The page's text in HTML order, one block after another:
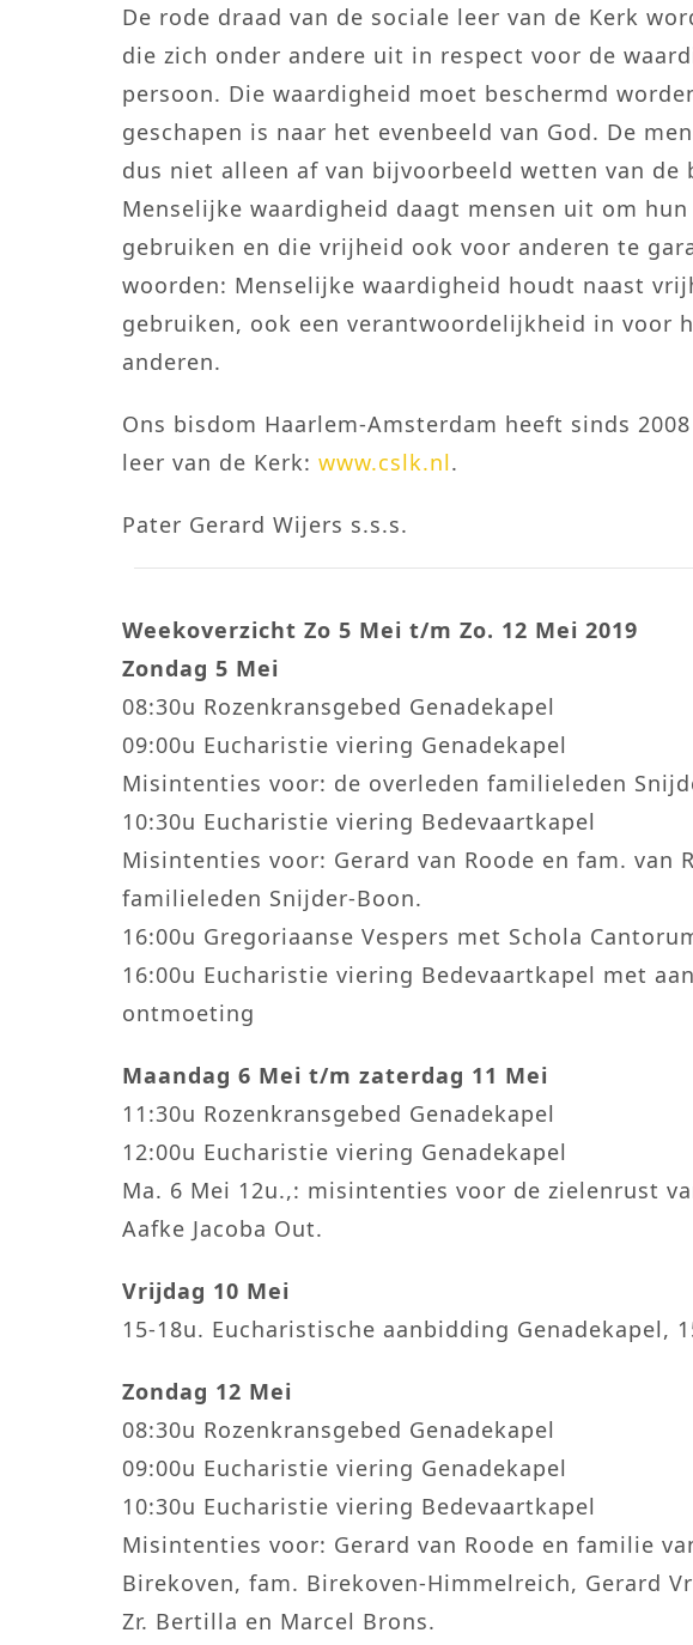
De rode draad van de sociale leer van de Kerk
die zich onder andere uit in respect voor de
persoon. Die waardigheid moet beschermd
geschapen is naar het evenbeeld van God. De
dus niet alleen af van bijvoorbeeld wetten van de
Menselijke waardigheid daagt mensen uit om
gebruiken en die vrijheid ook voor anderen te
woorden: Menselijke waardigheid houdt naast
gebruiken, ook een verantwoordelijkheid in voor
anderen.
Ons bisdom Haarlem-Amsterdam heeft sinds
leer van de Kerk: www.cslk.nl.
Pater Gerard Wijers s.s.s.
Weekoverzicht Zo 5 Mei t/m Zo. 12 Mei 2019
Zondag 5 Mei
08:30u Rozenkransgebed Genadekapel
09:00u Eucharistie viering Genadekapel
Misintenties voor: de overleden familieleden
10:30u Eucharistie viering Bedevaartkapel
Misintenties voor: Gerard van Roode en fam. van
familieleden Snijder-Boon.
16:00u Gregoriaanse Vespers met Schola
16:00u Eucharistie viering Bedevaartkapel met
ontmoeting
Maandag 6 Mei t/m zaterdag 11 Mei
11:30u Rozenkransgebed Genadekapel
12:00u Eucharistie viering Genadekapel
Ma. 6 Mei 12u.,: misintenties voor de zielenrust
Aafke Jacoba Out.
Vrijdag 10 Mei
15-18u. Eucharistische aanbidding Genadekapel,
Zondag 12 Mei
08:30u Rozenkransgebed Genadekapel
09:00u Eucharistie viering Genadekapel
10:30u Eucharistie viering Bedevaartkapel
Misintenties voor: Gerard van Roode en familie
Birekoven, fam. Birekoven-Himmelreich, Gerard
Zr. Bertilla en Marcel Brons.